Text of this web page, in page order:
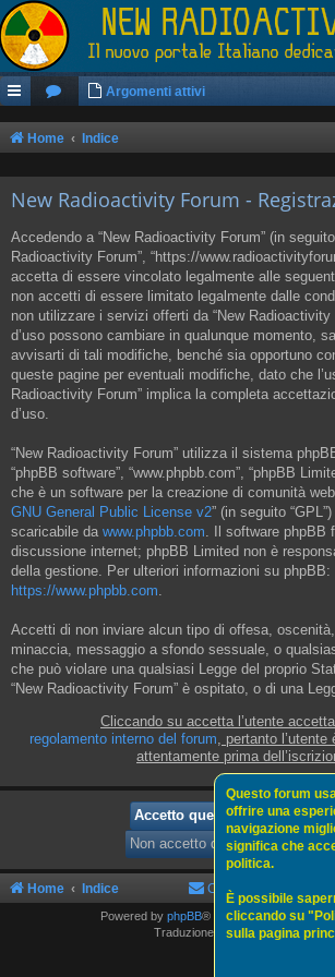
Argomenti attivi
Home Indice
New Radioactivity Forum -
Accedendo a “New Radioactivity Forum” (in seguito
Radioactivity Forum”, “https://
accetta di essere vincolato legalmente alle
non accetti di essere limitato legalmente dalle
non utilizzare i servizi offerti da “New Radioactivity
d’uso possono cambiare in qualunque momento,
avvisarti di tali modifiche, benché sia opportuno
queste pagine per eventuali modifiche, dato che
Radioactivity Forum” implica la completa
d’uso.
“New Radioactivity Forum” utilizza il sistema
“phpBB software”, “www.phpbb.com”, “phpBB
che è un software per la creazione di comunità
GNU General Public License v2” (in seguito
scaricabile da www.phpbb.com. Il software phpBB
discussione internet; phpBB Limited non è
della gestione. Per ulteriori informazioni su phpBB:
https://www.phpbb.com.
Accetti di non inviare alcun tipo di offesa,
minaccia, messaggio a sfondo sessuale, o
che può violare una qualsiasi Legge del proprio
“New Radioactivity Forum” è ospitato, o di una
Cliccando su accetta l’utente
regolamento interno del forum, pertanto l’utente
attentamente prima
Questo forum
offrire una
navigazione
significa che
politica.
È possibile
cliccando su
sulla pagina
Home Indice Contattaci
Powered by phpBB® Forum Software ©
Traduzione Italiana phpBBItalia.net